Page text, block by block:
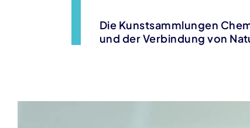
Die Kunstsammlungen
und der Verbindung von